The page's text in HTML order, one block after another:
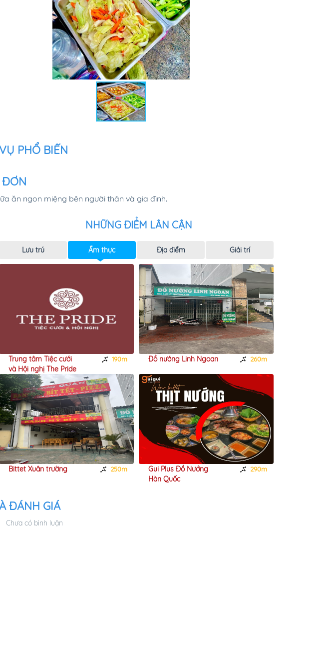
PHỔ BIẾN
ĐƠN
ăn ngon miệng bên người thân và gia đình.
NHỮNG ĐIỂM LÂN CẬN
Lưu trú Ẩm thực Địa điểm Giải trí
Trung tâm Tiệc cưới
và Hội nghị The Pride
190m
Bittet Xuân trường 250m
Đồ nướng Linh Ngoan 260m
Gui Plus Đồ Nướng
Hàn Quốc
290m
ĐÁNH GIÁ
Chưa có bình luận